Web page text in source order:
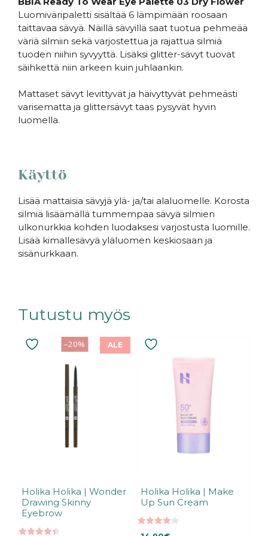
Luomiväripaletti sisältää 6 lämpimään roosaan
taittavaa sävyä. Näillä sävyillä saat tuotua pehmeää
väriä silmiin sekä varjostettua ja rajattua silmiä
tuoden niihin syvyyttä. Lisäksi glitter-sävyt tuovat
säihkettä niin arkeen kuin juhlaankin.
Mattaset sävyt levittyvät ja häivyttyvät pehmeästi
varisematta ja glittersävyt taas pysyvät hyvin
luomella.
Käyttö
Lisää mattaisia sävyjä ylä- ja/tai alaluomelle. Korosta
silmiä lisäämällä tummempaa sävyä silmien
ulkonurkkia kohden luodaksesi varjostusta luomille.
Lisää kimallesävyä yläluomen keskiosaan ja
sisänurkkaan.
Tutustu myös
ALE
–20%
Holika Holika | Wonder
Drawing Skinny
Eyebrow
Tällä
tuotteella
muunnelma.
Holika Holika | Make
Up Sun Cream